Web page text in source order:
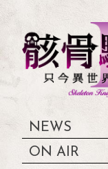
NEWS
ON AIR